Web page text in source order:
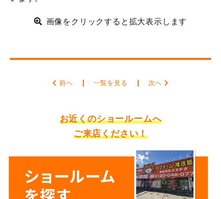
画像をクリックすると拡大表示します
前へ 一覧を見る 次へ
お近くのショールームへ
ご来店ください！